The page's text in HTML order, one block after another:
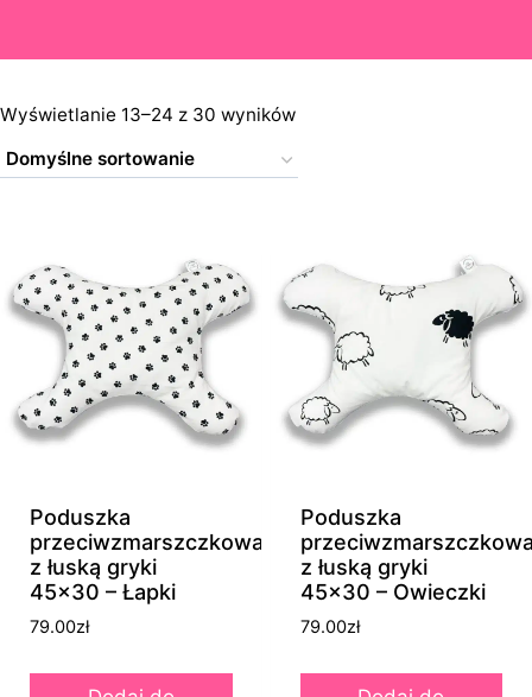
Wyświetlanie 13–24 z 30 wyników
Poduszka
przeciwzmarszczkowa
z łuską gryki
45×30 – Łapki
79.00zł
Poduszka
z łuską gryki
45×30 – Owieczki
79.00zł